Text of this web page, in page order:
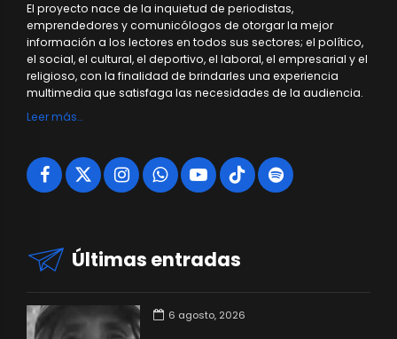
El proyecto nace de la inquietud de periodistas,
emprendedores y comunicólogos de otorgar la mejor
información a los lectores en todos sus sectores; el político,
el social, el cultural, el deportivo, el laboral, el empresarial y el
religioso, con la finalidad de brindarles una experiencia
multimedia que satisfaga las necesidades de la audiencia.
Leer más…
Últimas entradas
6 agosto, 2026